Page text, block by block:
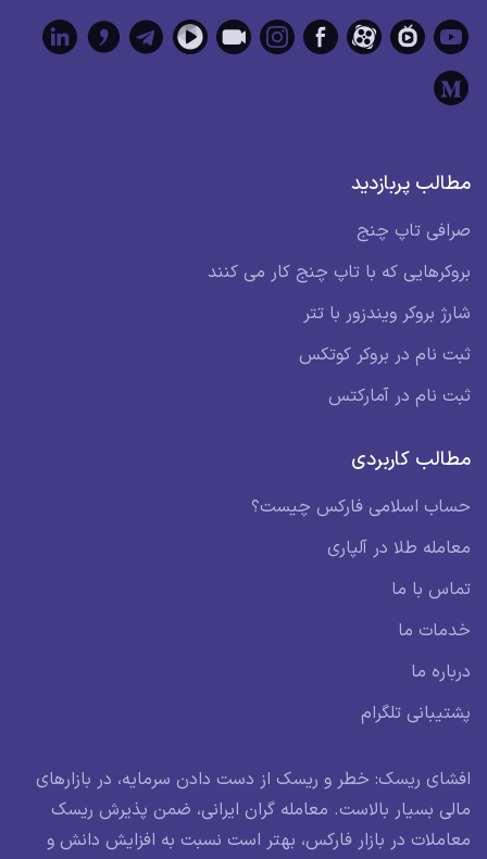
مطالب پربازدید
صرافی تاپ چنج
بروکرهایی که با تاپ چنج کار می کنند
شارژ بروکر ویندزور با تتر
ثبت نام در بروکر کوتکس
ثبت نام در آمارکتس
مطالب کاربردی
حساب اسلامی فارکس چیست؟
معامله طلا در آلپاری
تماس با ما
خدمات ما
درباره ما
پشتیبانی تلگرام
افشای ریسک: خطر و ریسک از دست دادن سرمایه، در بازارهای
مالی بسیار بالاست. معامله گران ایرانی، ضمن پذیرش ریسک
معاملات در بازار فارکس، بهتر است نسبت به افزایش دانش و